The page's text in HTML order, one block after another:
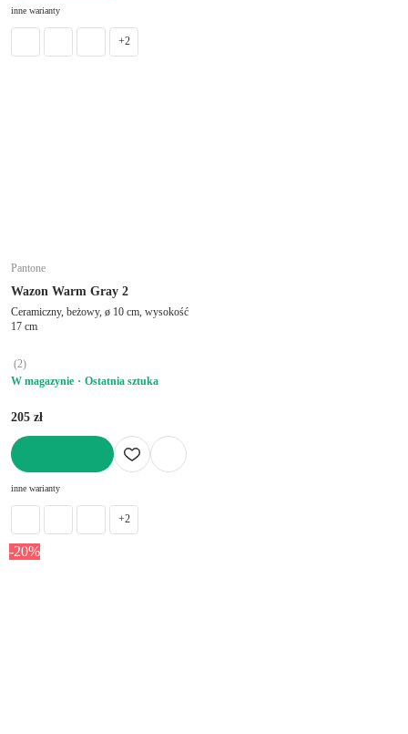
inne warianty
+2
Pantone
Wazon Warm Gray 2
Ceramiczny, beżowy, ø 10 cm, wysokość
17 cm
(2)
W magazynie
Ostatnia sztuka
205 zł
inne warianty
+2
-20%